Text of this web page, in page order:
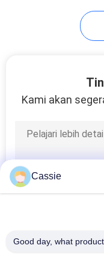
Kami akan
Cassie
Good day, what